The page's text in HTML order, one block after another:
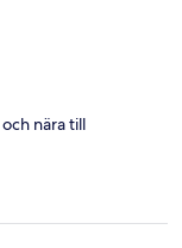
nära till